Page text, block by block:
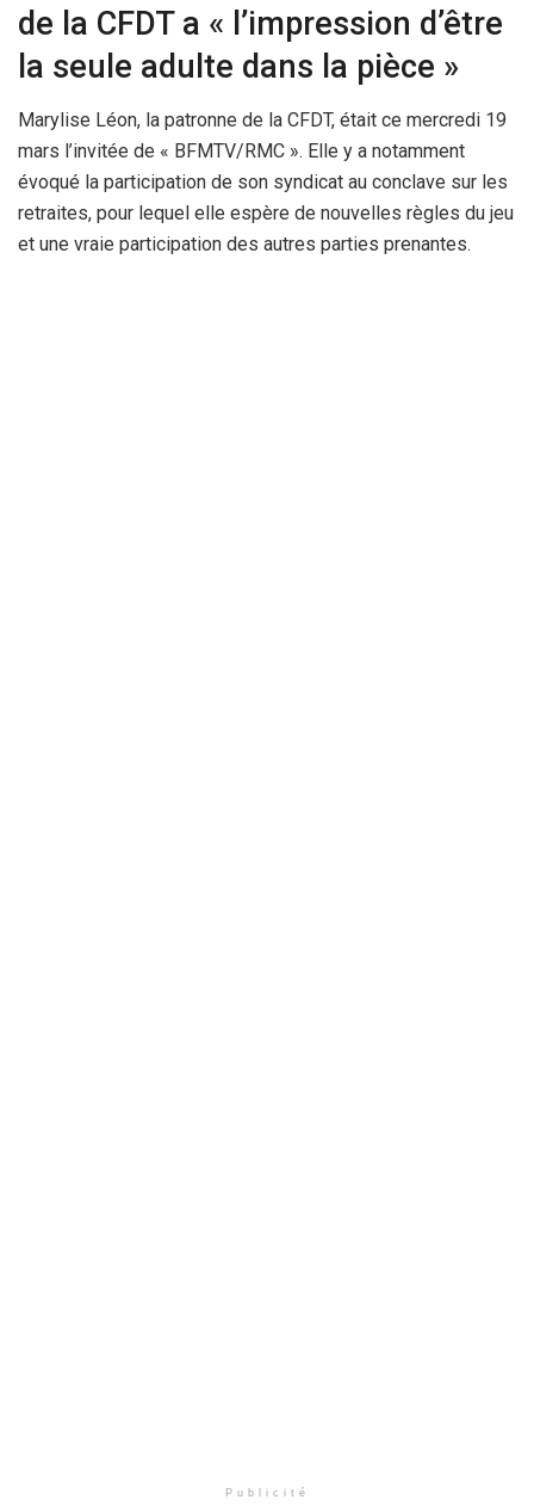
de la CFDT a « l’impression d’être
la seule adulte dans la pièce »
Marylise Léon, la patronne de la CFDT, était ce mercredi 19
mars l’invitée de « BFMTV/RMC ». Elle y a notamment
évoqué la participation de son syndicat au conclave sur les
retraites, pour lequel elle espère de nouvelles règles du jeu
et une vraie participation des autres parties prenantes.
Publicité